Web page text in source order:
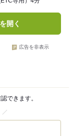
開く
広告を非表示
できます。